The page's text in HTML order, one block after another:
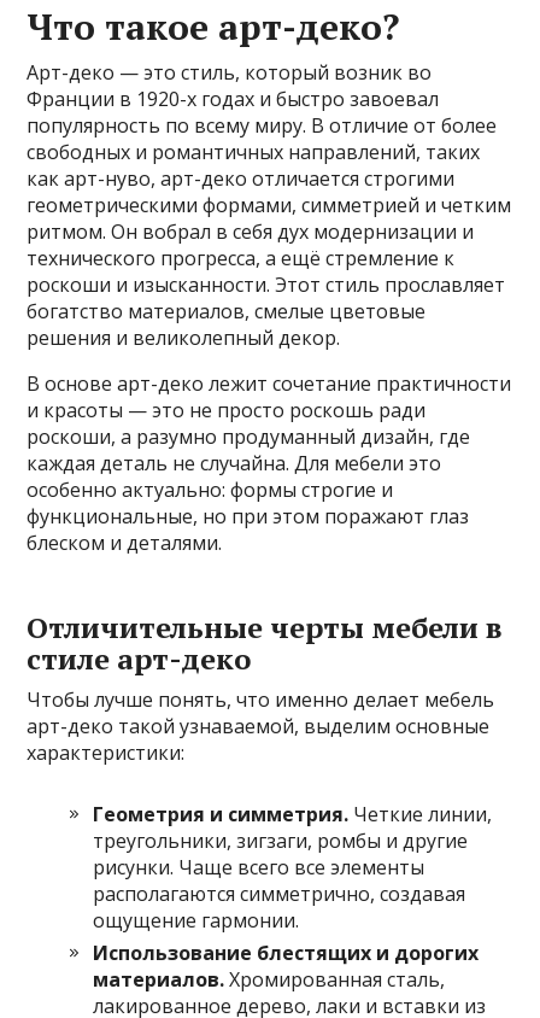
Что такое арт-деко?
Арт-деко — это стиль, который возник во
Франции в 1920-х годах и быстро завоевал
популярность по всему миру. В отличие от более
свободных и романтичных направлений, таких
как арт-нуво, арт-деко отличается строгими
геометрическими формами, симметрией и четким
ритмом. Он вобрал в себя дух модернизации и
технического прогресса, а ещё стремление к
роскоши и изысканности. Этот стиль прославляет
богатство материалов, смелые цветовые
решения и великолепный декор.
В основе арт-деко лежит сочетание практичности
и красоты — это не просто роскошь ради
роскоши, а разумно продуманный дизайн, где
каждая деталь не случайна. Для мебели это
особенно актуально: формы строгие и
функциональные, но при этом поражают глаз
блеском и деталями.
Отличительные черты мебели в
стиле арт-деко
Чтобы лучше понять, что именно делает мебель
арт-деко такой узнаваемой, выделим основные
характеристики:
Геометрия и симметрия. Четкие линии,
треугольники, зигзаги, ромбы и другие
рисунки. Чаще всего все элементы
располагаются симметрично, создавая
ощущение гармонии.
Использование блестящих и дорогих
материалов.Хромированная сталь,
лакированное дерево, лаки и вставки из